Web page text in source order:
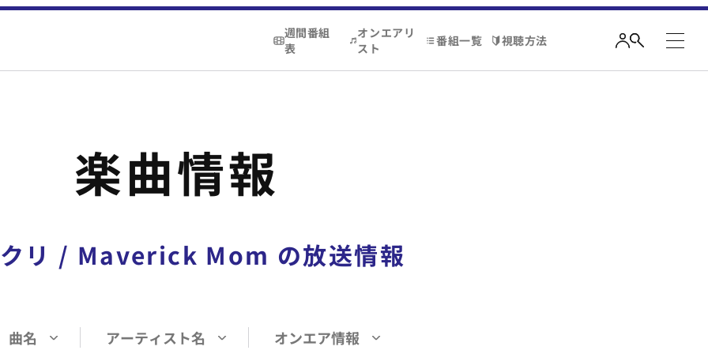
週間番組
表
オンエアリ
スト
番組一覧 視聴方法
楽曲情報
リ / Maverick Mom の放送情報
曲名 アーティスト名 オンエア情報